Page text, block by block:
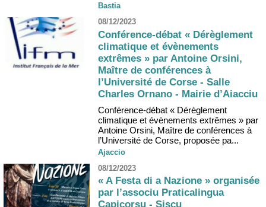
Bastia
08/12/2023
Conférence-débat « Dérèglement
climatique et évènements
extrêmes » par Antoine Orsini,
Maître de conférences à
l’Université de Corse - Salle
Charles Ornano - Mairie d’Aiacciu
Conférence-débat « Dérèglement
climatique et évènements extrêmes » par
Antoine Orsini, Maître de conférences à
l’Université de Corse, proposée pa...
Ajaccio
08/12/2023
« A Festa di a Nazione » organisée
par l’associu Praticalingua
Capicorsu - Siscu